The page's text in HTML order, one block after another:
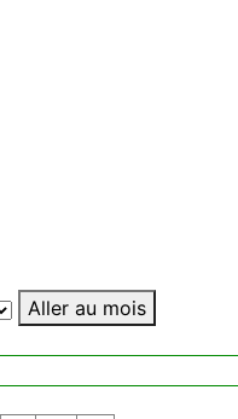
Aller au mois